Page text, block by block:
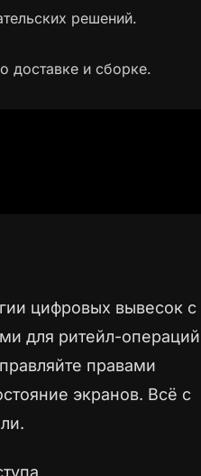
решений.
доставке и сборке.
цифровых вывесок с
для ритейл-
правами
экранов. Всё с